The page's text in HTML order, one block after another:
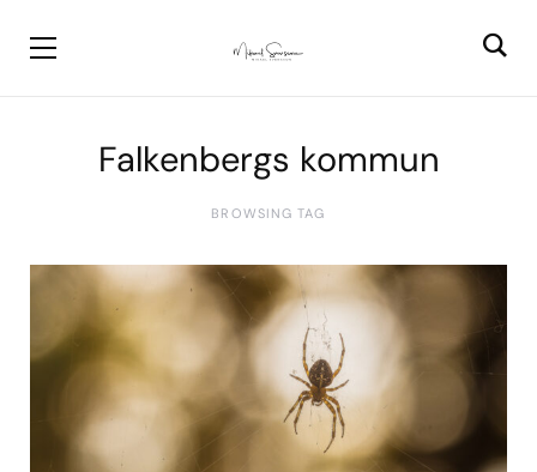
Falkenbergs kommun
BROWSING TAG